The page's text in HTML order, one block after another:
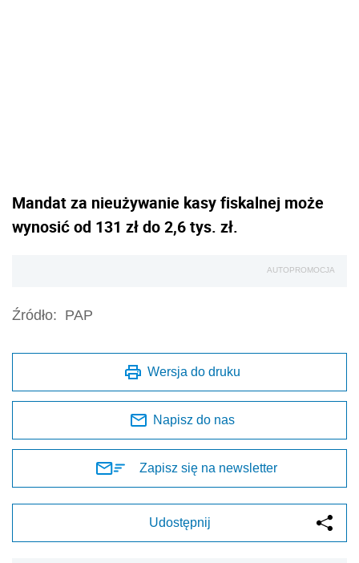
Mandat za nieużywanie kasy fiskalnej może
wynosić od 131 zł do 2,6 tys. zł.
AUTOPROMOCJA
Źródło: PAP
Wersja do druku
Napisz do nas
Zapisz się na newsletter
Udostępnij